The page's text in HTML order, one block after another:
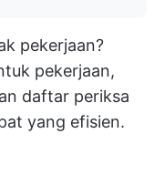
pekerjaan?
pekerjaan,
daftar periksa
yang efisien.